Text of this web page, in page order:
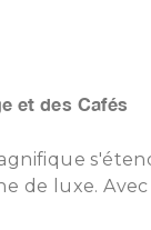
et des Cafés
de luxe. Avec